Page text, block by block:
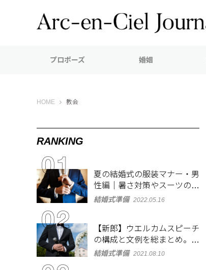
プロポーズ 婚姻
HOME Arc-en-Ciel Journal（アルカンシエル ジャーナル）
教会
RANKING
夏の結婚式の服装マナー・男
性編｜暑さ対策やスーツのお
しゃれな着こなしも紹介
結婚式準備 2022.05.16
【新郎】ウエルカムスピーチ
の構成と文例を総まとめ。緊
張しないコツも紹介
結婚式準備 2021.08.10